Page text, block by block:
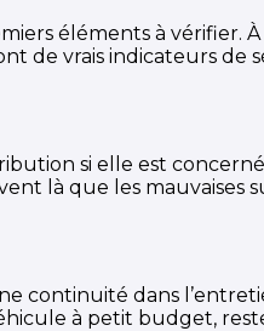
éléments à vérifier.
de vrais indicateurs de
si elle est
là que les mauvaises
continuité dans
à petit budget,